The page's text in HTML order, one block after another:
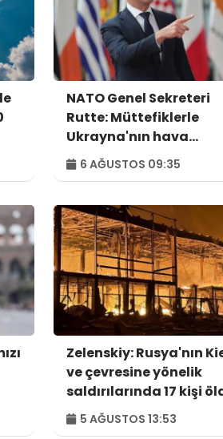
NATO Genel Sekreteri
Rutte: Müttefiklerle
Ukrayna'nın hava
savunma ihtiyaçlarını
görüştük
6 AĞUSTOS 09:35
Zelenskiy: Rusya'nın
ve çevresine yönelik
saldırılarında 17 kişi
44 kişi yaralandı
5 AĞUSTOS 13:53